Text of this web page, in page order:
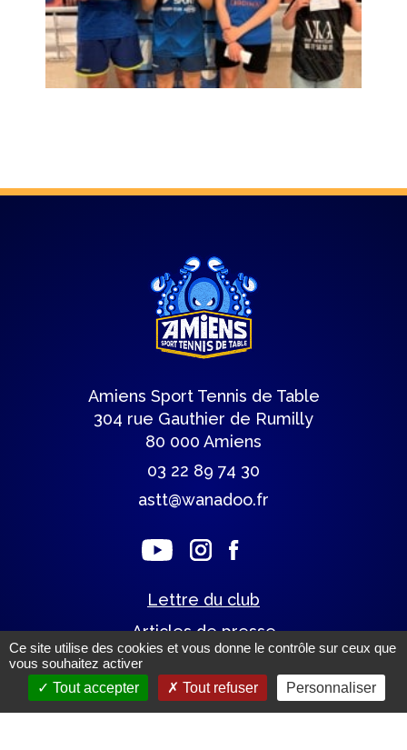
Amiens Sport Tennis de Table
304 rue Gauthier de Rumilly
80 000 Amiens
03 22 89 74 30
astt@wanadoo.fr
Lettre du club
Articles de presse
Mentions légales.(c) Tous droits réservés.
Ce site utilise des cookies et vous donne le contrôle sur ceux que
vous souhaitez activer
Tout accepter
Tout refuser Personnaliser